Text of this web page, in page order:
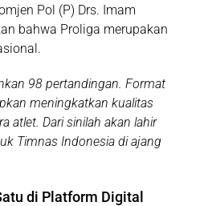
Pol (P) Drs. Imam
bahwa Proliga merupakan
98 pertandingan. Format
meningkatkan kualitas
atlet. Dari sinilah akan lahir
Timnas Indonesia di ajang
di Platform Digital